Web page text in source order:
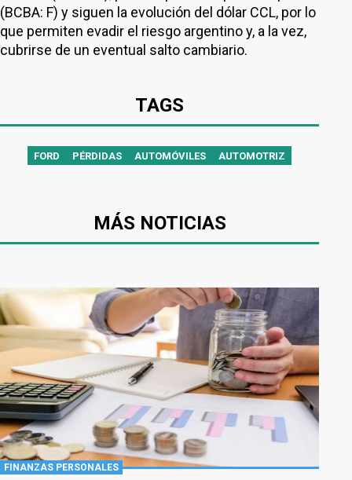
(BCBA: F) y siguen la evolución del dólar CCL, por lo
que permiten evadir el riesgo argentino y, a la vez,
cubrirse de un eventual salto cambiario.
TAGS
FORD PÉRDIDAS AUTOMÓVILES AUTOMOTRIZ
MÁS NOTICIAS
FINANZAS PERSONALES